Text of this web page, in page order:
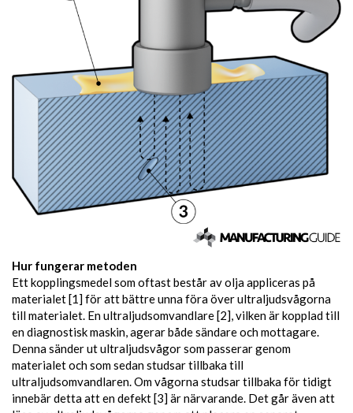
Hur fungerar metoden
Ett kopplingsmedel som oftast består av olja appliceras på
materialet [1] för att bättre unna föra över ultraljudsvågorna
till materialet. En ultraljudsomvandlare [2], vilken är kopplad till
en diagnostisk maskin, agerar både sändare och mottagare.
Denna sänder ut ultraljudsvågor som passerar genom
materialet och som sedan studsar tillbaka till
ultraljudsomvandlaren. Om vågorna studsar tillbaka för tidigt
innebär detta att en defekt [3] är närvarande. Det går även att